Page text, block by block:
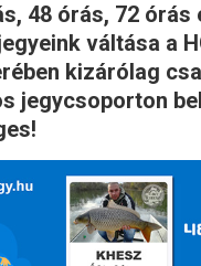
48 órás, 72 órás
váltása a
kizárólag
jegycsoporton